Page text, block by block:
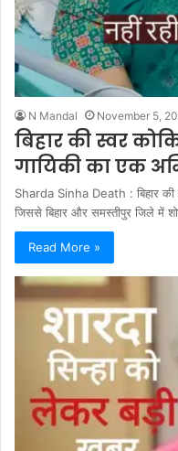
N Mandal November 5,
बिहार की स्वर
गायिकी का एक
Sharda Sinha Death : बिहार की
जिससे बिहार और समस्तीपुर जिले में
Read More »